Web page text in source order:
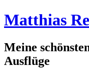
Matthias
Meine
Ausflüge